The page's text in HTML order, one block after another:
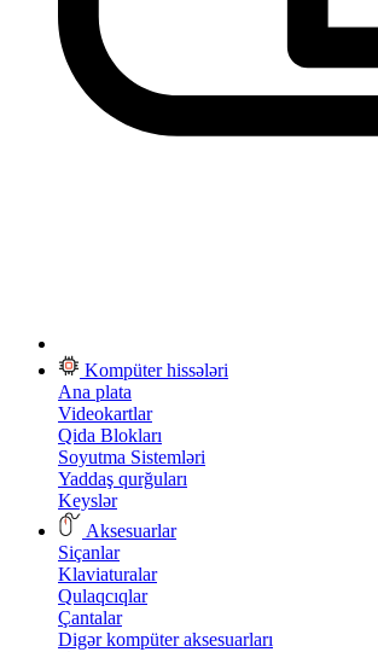
Kompüter hissələri
Ana plata
Videokartlar
Qida Blokları
Soyutma Sistemləri
Yaddaş qurğuları
Keyslər
Aksesuarlar
Siçanlar
Klaviaturalar
Qulaqcıqlar
Çantalar
Digər kompüter aksesuarları